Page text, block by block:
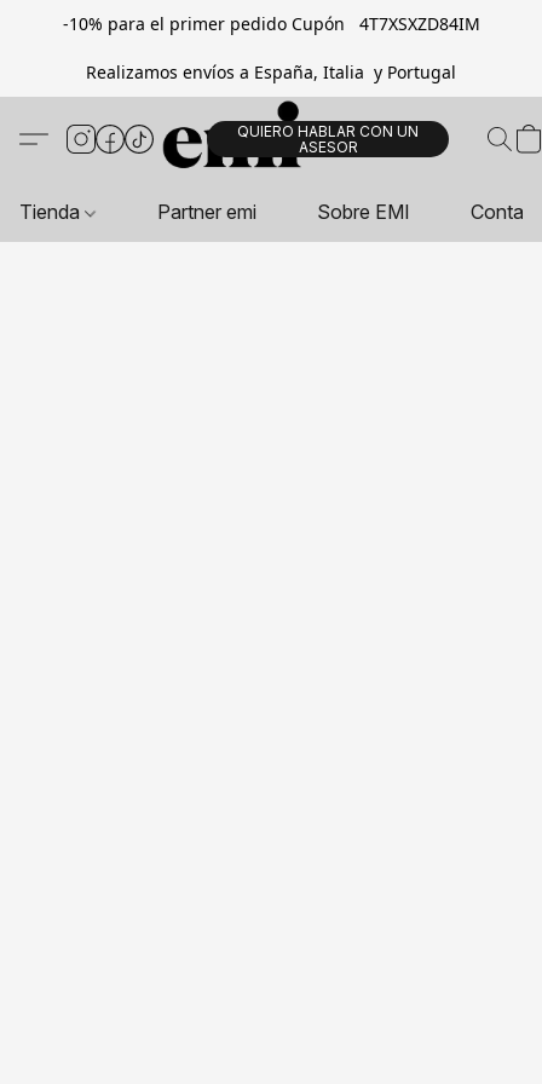
-10% para el primer pedido Cupón 4T7XSXZD84IM
Realizamos envíos a España, Italia y Portugal
QUIERO HABLAR CON UN
ASESOR
Tienda Partner emi Sobre EMI